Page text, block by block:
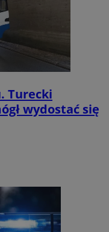
Turecki
wydostać się